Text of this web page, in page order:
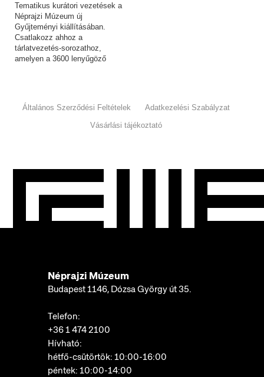
Tematikus kurátori vezetések a
Néprajzi Múzeum új
Gyűjteményi kiállításában.
Csatlakozz ahhoz a
tárlatvezetés-sorozathoz,
amelyen a 3600 lenyűgöző
Általános Szerződési Feltételek
Adatkezelési Szabályzat
Vásárlási tájékoztató
Néprajzi Múzeum
Budapest 1146, Dózsa György út 35.
Telefon:
+36 1 474 2100
Hívható:
hétfő-csütörtök: 10:00-16:00
péntek: 10:00-14:00